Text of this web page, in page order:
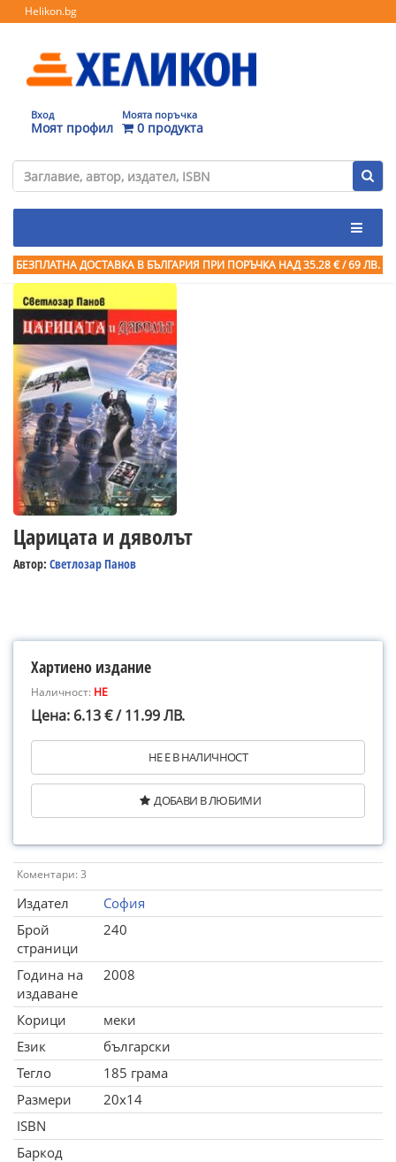
Helikon.bg
Вход
Моят профил
Моята поръчка
0 продукта
БЕЗПЛАТНА ДОСТАВКА В БЪЛГАРИЯ ПРИ ПОРЪЧКА НАД 35.28 € / 69 ЛВ.
Царицата и дяволът
Автор: Светлозар Панов
Хартиено издание
Наличност: НЕ
Цена: 6.13 € / 11.99 ЛВ.
НЕ Е В НАЛИЧНОСТ
ДОБАВИ В ЛЮБИМИ
Коментари: 3
Издател
София
Брой
страници
240
Година на
издаване
2008
Корици
меки
Език
български
Тегло
185 грама
Размери
20x14
ISBN
Баркод